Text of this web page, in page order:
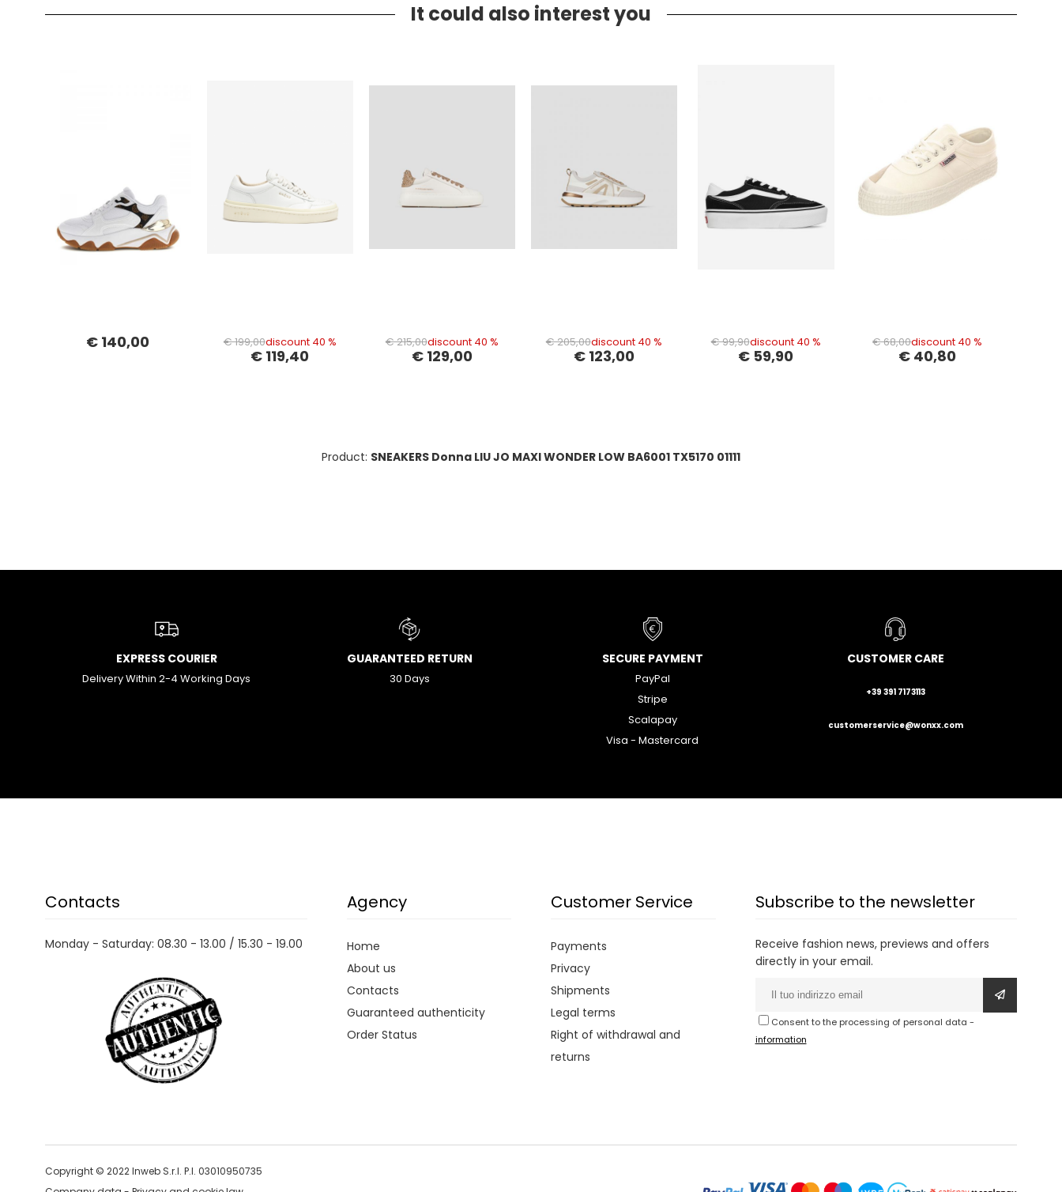
It could also interest you
€ 140,00 € 199,00discount 40 %
€ 119,40
€ 215,00discount 40 %
€ 129,00
€ 205,00discount 40 %
€ 123,00
€ 99,90discount 40 %
€ 59,90
€ 68,00discount 40 %
€ 40,80
Product: SNEAKERS Donna LIU JO MAXI WONDER LOW BA6001 TX5170 01111
EXPRESS COURIER
Delivery Within 2-4 Working Days
GUARANTEED RETURN
30 Days
SECURE PAYMENT
PayPal
Stripe
Scalapay
Visa - Mastercard
CUSTOMER CARE
+39 391 7173113
customerservice@wonxx.com
Contacts
Monday - Saturday: 08.30 - 13.00 / 15.30 - 19.00
Agency
Home
About us
Contacts
Guaranteed authenticity
Order Status
Customer Service
Payments
Privacy
Shipments
Legal terms
Right of withdrawal and
returns
Subscribe to the newsletter
Receive fashion news, previews and offers
directly in your email.
Consent to the processing of personal data -
information
Copyright © 2022 Inweb S.r.l. P.I. 03010950735